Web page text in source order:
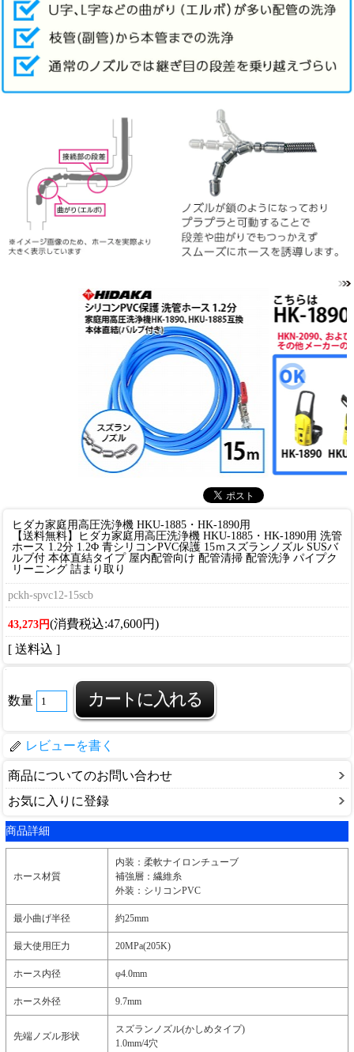
ヒダカ家庭用高圧洗浄機 HKU-1885・HK-1890用
【送料無料】ヒダカ家庭用高圧洗浄機 HKU-1885・HK-1890用 洗管
ホース 1.2分 1.2Φ 青シリコンPVC保護 15ｍスズランノズル SUSバ
ルブ付 本体直結タイプ 屋内配管向け 配管清掃 配管洗浄 パイプク
リーニング 詰まり取り
pckh-spvc12-15scb
43,273円(消費税込:47,600円)
[ 送料込 ]
数量
レビューを書く
商品についてのお問い合わせ
お気に入りに登録
商品詳細
ホース材質
内装：柔軟ナイロンチューブ
補強層：繊維糸
外装：シリコンPVC
最小曲げ半径 約25mm
最大使用圧力 20MPa(205K)
ホース内径 φ4.0mm
ホース外径 9.7mm
先端ノズル形状
スズランノズル(かしめタイプ)
1.0mm/4穴